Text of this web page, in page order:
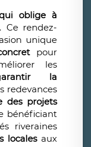
oblige à
. Ce rendez-
unique
pour
les
arantir la
redevances
des projets
bénéficiant
riveraines
locales aux